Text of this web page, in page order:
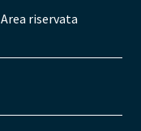
Area riservata